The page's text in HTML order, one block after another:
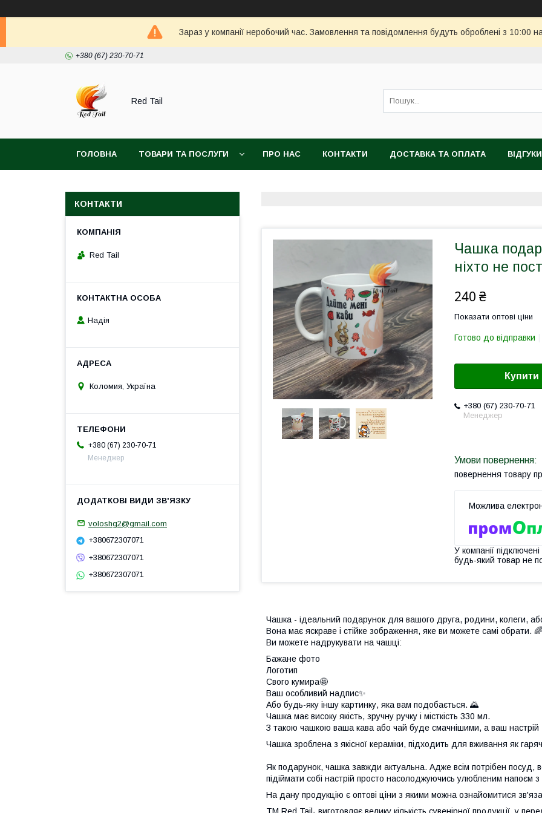
Зараз у компанії неробочий час. Замовлення та повідомлення будуть оброблені з 10:00
+380 (67) 230-70-71
Red Tail
ГОЛОВНА ТОВАРИ ТА ПОСЛУГИ ПРО НАС КОНТАКТИ ДОСТАВКА ТА ОПЛАТА ВІДГУКИ
Чашка
ніхто не
240 ₴
Показати оптові ціни
Готово до відправки
Купити
+380 (67) 230-70-71
Менеджер
повернення товару
У компанії
будь-який товар не
Чашка - ідеальний подарунок для вашого друга, родини, колеги,
Вона має яскраве і стійке зображення, яке ви можете самі обрати. 🌈
Ви можете надрукувати на чашці:
Бажане фото
Логотип
Свого кумира🤩
Ваш особливий надпис✨
Або будь-яку іншу картинку, яка вам подобається. 🌄
Чашка має високу якість, зручну ручку і місткість 330 мл.
З такою чашкою ваша кава або чай буде смачнішими, а ваш
Чашка зроблена з якісної кераміки, підходить для вживання як
Як подарунок, чашка завжди актуальна. Адже всім потрібен посуд,
підіймати собі настрій просто насолоджуючись улюбленим напоєм з
На дану продукцію є оптові ціни з якими можна ознайомитися
ТМ Red Tail- виготовляє велику кількість сувенірної продукції, у
КОНТАКТИ
Red Tail
Надія
Коломия, Україна
+380 (67) 230-70-71
Менеджер
voloshg2@gmail.com
+380672307071
+380672307071
+380672307071